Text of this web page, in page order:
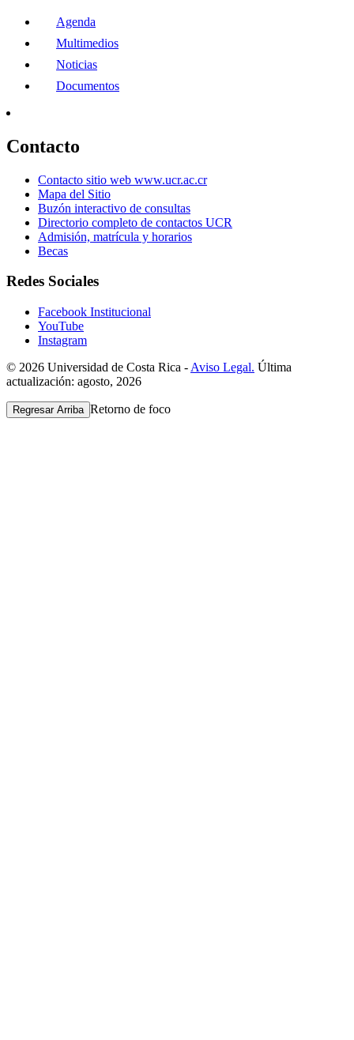
Agenda
Multimedios
Noticias
Documentos
Contacto
Contacto sitio web www.ucr.ac.cr
Mapa del Sitio
Buzón interactivo de consultas
Directorio completo de contactos UCR
Admisión, matrícula y horarios
Becas
Redes Sociales
Facebook Institucional
YouTube
Instagram
© 2026 Universidad de Costa Rica - Aviso Legal. Última
actualización: agosto, 2026
Regresar Arriba Retorno de foco